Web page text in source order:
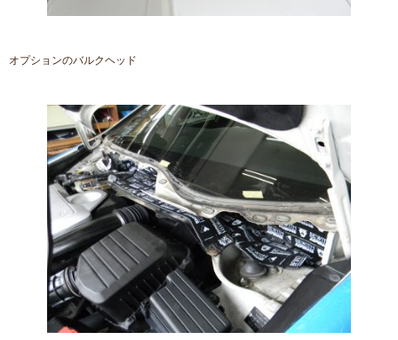
オプションのバルクヘッド